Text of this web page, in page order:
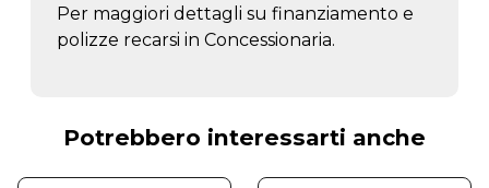
Per maggiori dettagli su finanziamento e
polizze recarsi in Concessionaria.
Potrebbero interessarti anche